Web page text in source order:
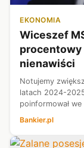
EKONOMIA
Wiceszef
nienawiści
Notujemy
latach 2024-
poinformował
administracji
Bankier.pl